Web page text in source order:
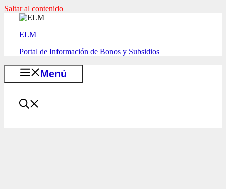
Saltar al contenido
ELM
Portal de Información de Bonos y Subsidios
Menú